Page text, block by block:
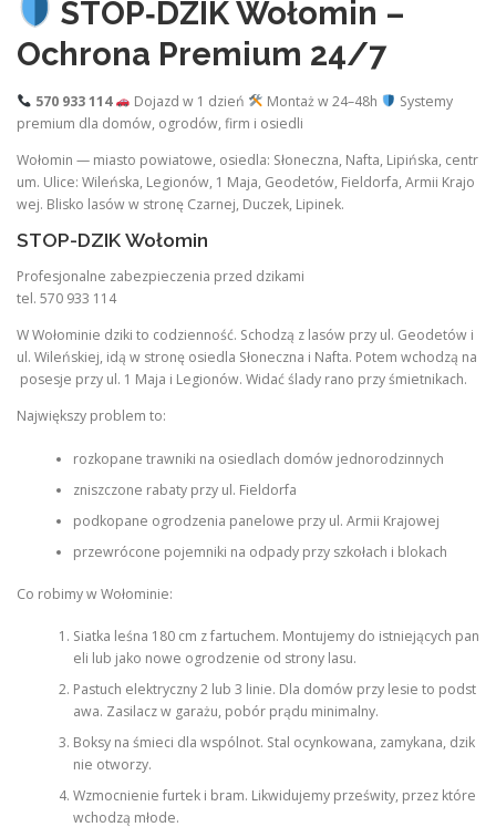
STOP‑DZIK Wołomin –
Ochrona Premium 24/7
570 933 114 Dojazd w 1 dzień Montaż w 24–48h
Systemy
premium dla domów, ogrodów, firm i osiedli
Wołomin — miasto powiatowe, osiedla: Słoneczna, Nafta, Lipińska, centr
um. Ulice: Wileńska, Legionów, 1 Maja, Geodetów, Fieldorfa, Armii Krajo
wej. Blisko lasów w stronę Czarnej, Duczek, Lipinek.
STOP-DZIK Wołomin
Profesjonalne zabezpieczenia przed dzikami
tel. 570 933 114
W Wołominie dziki to codzienność. Schodzą z lasów przy ul. Geodetów i
ul. Wileńskiej, idą w stronę osiedla Słoneczna i Nafta. Potem wchodzą na
posesje przy ul. 1 Maja i Legionów. Widać ślady rano przy śmietnikach.
Największy problem to:
rozkopane trawniki na osiedlach domów jednorodzinnych
zniszczone rabaty przy ul. Fieldorfa
podkopane ogrodzenia panelowe przy ul. Armii Krajowej
przewrócone pojemniki na odpady przy szkołach i blokach
Co robimy w Wołominie:
Siatka leśna 180 cm z fartuchem. Montujemy do istniejących pan
eli lub jako nowe ogrodzenie od strony lasu.
Pastuch elektryczny 2 lub 3 linie. Dla domów przy lesie to podst
awa. Zasilacz w garażu, pobór prądu minimalny.
Boksy na śmieci dla wspólnot. Stal ocynkowana, zamykana, dzik
nie otworzy.
Wzmocnienie furtek i bram. Likwidujemy prześwity, przez które
wchodzą młode.